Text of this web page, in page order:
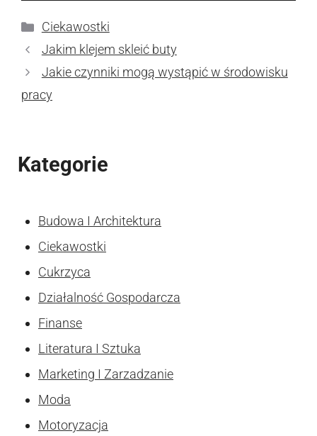
Kategorie
Ciekawostki
Jakim klejem skleić buty
Jakie czynniki mogą wystąpić w środowisku
pracy
Kategorie
Budowa I Architektura
Ciekawostki
Cukrzyca
Działalność Gospodarcza
Finanse
Literatura I Sztuka
Marketing I Zarzadzanie
Moda
Motoryzacja